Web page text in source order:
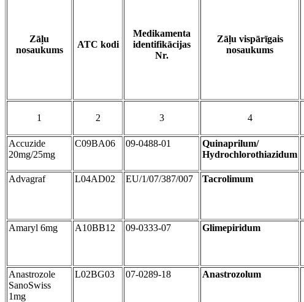
Zāļu
nosaukums
ATC kodi
Medikamenta
identifikācijas
Nr.
Zāļu vispārīgais
nosaukums
1 2 3 4
Accuzide
20mg/25mg
C09BA06 09-0488-01
Quinaprilum/
Hydrochlorothiazidum
Advagraf L04AD02 EU/1/07/387/007
Tacrolimum
Amaryl 6mg A10BB12 09-0333-07
Glimepiridum
Anastrozole
SanoSwiss
1mg
L02BG03 07-0289-18
Anastrozolum